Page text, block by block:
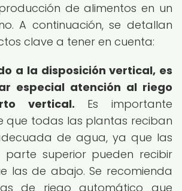
de alimentos en un
A continuación, se detallan
clave a tener en cuenta:
a la disposición vertical, es
especial atención al riego
vertical. Es importante
que todas las plantas reciban
de agua, ya que las
superior pueden recibir
las de abajo. Se recomienda
de riego automático que